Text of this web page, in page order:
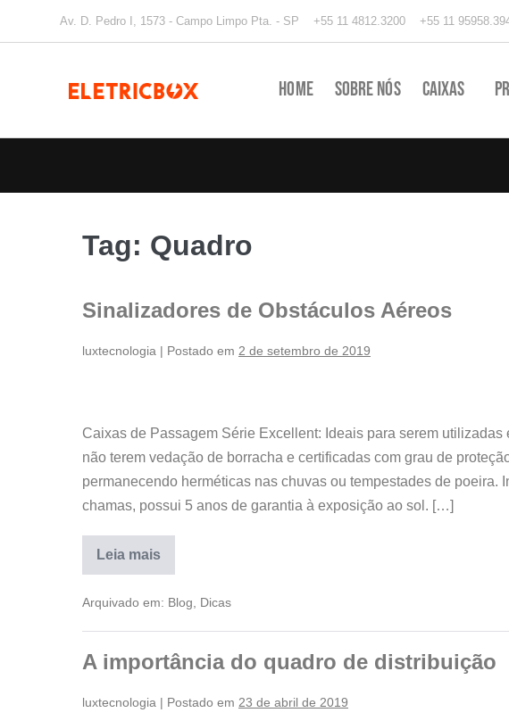
Av. D. Pedro I, 1573 - Campo Limpo Pta. - SP +55 11 4812.3200 +55 11
Home Sobre Nós Caixas
Tag: Quadro
Sinalizadores de Obstáculos Aéreos
luxtecnologia | Postado em 2 de setembro de 2019
Caixas de Passagem Série Excellent: Ideais para serem
não terem vedação de borracha e certificadas com grau de
permanecendo herméticas nas chuvas ou tempestades de poeira.
chamas, possui 5 anos de garantia à exposição ao sol. […]
Leia mais
Arquivado em: Blog Dicas
A importância do quadro de distribuição
luxtecnologia | Postado em 23 de abril de 2019